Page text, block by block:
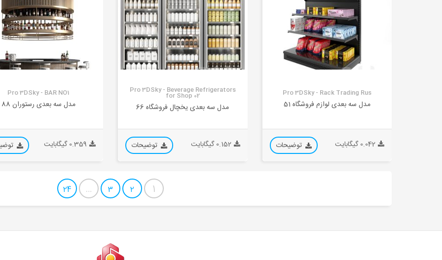
Pro 3DSky - Rack Trading Rus
مدل سه بعدی لوازم فروشگاه 51
0.042 گیگابایت توضیحات
Pro 3DSky - Beverage Refrigerators
for Shop 02
مدل سه بعدی یخچال فروشگاه 66
0.152 گیگابایت توضیحات
Pro 3DSky - BAR NO1
مدل سه بعدی رستوران 88
0.359 گیگابایت
1
2
3
…
24